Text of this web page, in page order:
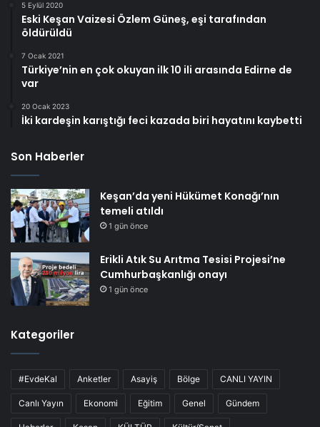
5 Eylül 2020
Eski Keşan Vaizesi Özlem Güneş, eşi tarafından
öldürüldü
7 Ocak 2021
Türkiye’nin en çok okuyan ilk 10 ili arasında Edirne de
var
20 Ocak 2023
İki kardeşin karıştığı feci kazada biri hayatını kaybetti
Son Haberler
Keşan’da yeni Hükümet Konağı’nın
temeli atıldı
1 gün önce
Erikli Atık Su Arıtma Tesisi Projesi’ne
Cumhurbaşkanlığı onayı
1 gün önce
Kategoriler
#EvdeKal Anketler Asayiş Bölge CANLI YAYIN
Canlı Yayın Ekonomi Eğitim Genel Gündem